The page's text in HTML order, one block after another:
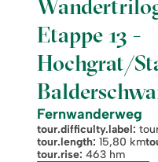
Etappe 13 -
Hochgrat/
Fernwanderweg
tour.difficulty.label:
tour.length: 15,80 km
tour.rise: 463 hm
Hochgrat/Staufner
Haus
Balderschwang